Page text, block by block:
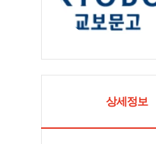
상세정보